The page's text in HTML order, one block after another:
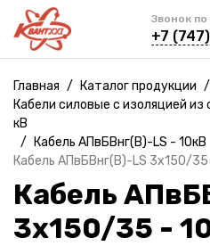
Звонок
+7
Главная / Каталог продукции /
Кабели силовые с изоляцией
кВ
/
Кабель АПвБВнг(B)-LS - 10кВ
Кабель АПвБВнг(B)-LS 3х150/35
Кабель
3х150/35 -